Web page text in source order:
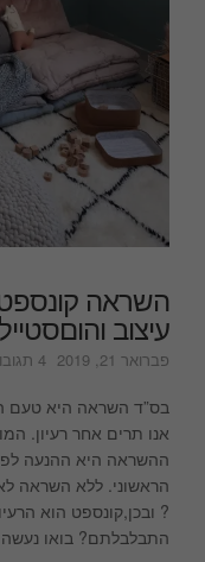
השראה קונספט
עיצוב
פברואר 21, 2019 4 תגובות
בס”ד השראה היא טעם
אנו תרים אחר רעיון.
ההשראה היא ההנעה
הראשוני. ללא השראה
? ובכן,קונספט הוא
התבלבלתם? בואו